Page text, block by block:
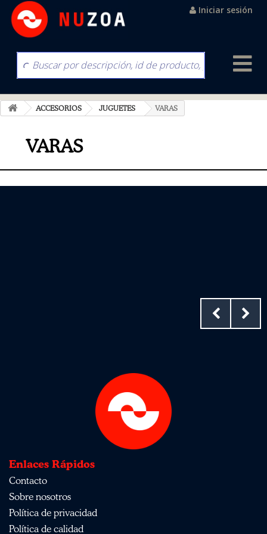
Iniciar sesión
ACCESORIOS JUGUETES VARAS
VARAS
Enlaces Rápidos
Contacto
Sobre nosotros
Política de privacidad
Política de calidad